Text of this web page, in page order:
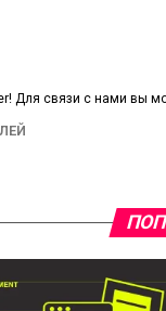
Для связи с нами вы